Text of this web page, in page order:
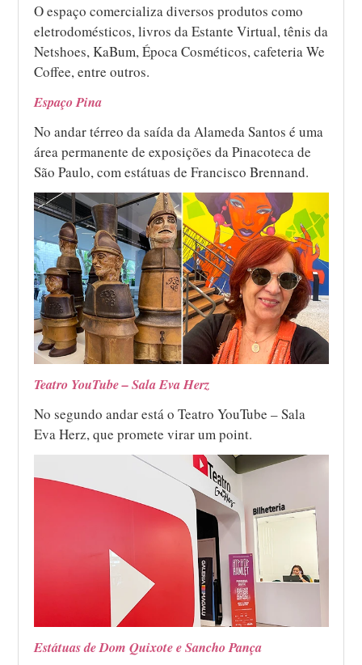
O espaço comercializa diversos produtos como
eletrodomésticos, livros da Estante Virtual, tênis da
Netshoes, KaBum, Época Cosméticos, cafeteria We
Coffee, entre outros.
Espaço Pina
No andar térreo da saída da Alameda Santos é uma
área permanente de exposições da Pinacoteca de
São Paulo, com estátuas de Francisco Brennand.
Teatro YouTube – Sala Eva Herz
No segundo andar está o Teatro YouTube – Sala
Eva Herz, que promete virar um point.
Estátuas de Dom Quixote e Sancho Pança